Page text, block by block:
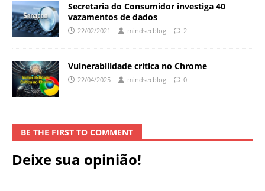
Secretaria do Consumidor investiga 40
vazamentos de dados
22/02/2021 mindsecblog 2
Vulnerabilidade crítica no Chrome
22/04/2025 mindsecblog 0
BE THE FIRST TO COMMENT
Deixe sua opinião!